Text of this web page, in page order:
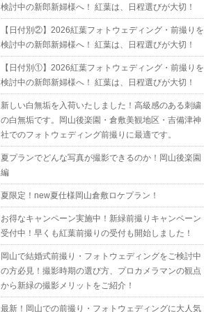
検討中の新郎新婦様へ！ 紅葉は、日程選びが大切！
【日付別②】2026紅葉フォトウェディング・前撮りを
検討中の新郎新婦様へ！ 紅葉は、日程選びが大切！
【日付別①】2026紅葉フォトウェディング・前撮りを
検討中の新郎新婦様へ！ 紅葉は、日程選びが大切！
新しい白無垢を入荷いたしました！高級感のある刺繍
の白無垢です。岡山後楽園・倉敷美観地区・吉備津神
社でのフォトウェディング前撮りに最適です。
夏プランでどんな写真が撮影できるのか！岡山後楽園
編
夏限定！new夏仕様岡山倉敷ロケプラン！
お得なキャンペーン実施中！新緑前撮りキャンペーン
受付中！早くも紅葉前撮りの受付も開始しました！
岡山で結婚式前撮り・フォトウェディングをご検討中
の方必見！撮影時期の選び方、プロカメラマンの観点
から新緑の撮影メリットをご紹介！
最新！岡山での前撮り・フォトウェディングに大人気